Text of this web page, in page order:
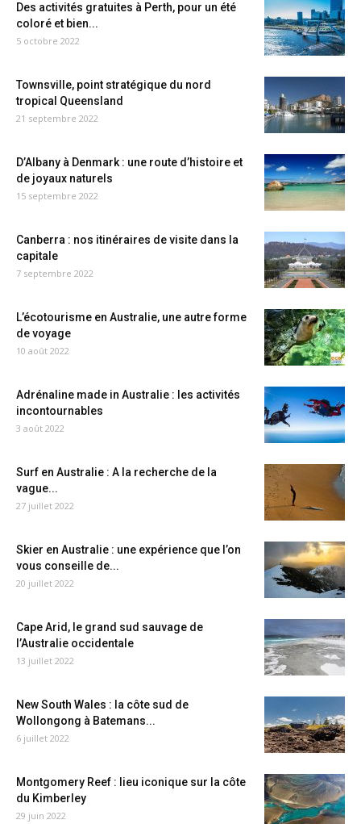
Des activités gratuites à Perth, pour un été
coloré et bien...
5 octobre 2022
Townsville, point stratégique du nord
tropical Queensland
21 septembre 2022
D’Albany à Denmark : une route d’histoire et
de joyaux naturels
15 septembre 2022
Canberra : nos itinéraires de visite dans la
capitale
7 septembre 2022
L’écotourisme en Australie, une autre forme
de voyage
10 août 2022
Adrénaline made in Australie : les activités
incontournables
3 août 2022
Surf en Australie : A la recherche de la
vague...
27 juillet 2022
Skier en Australie : une expérience que l’on
vous conseille de...
20 juillet 2022
Cape Arid, le grand sud sauvage de
l’Australie occidentale
13 juillet 2022
New South Wales : la côte sud de
Wollongong à Batemans...
6 juillet 2022
Montgomery Reef : lieu iconique sur la côte
du Kimberley
29 juin 2022